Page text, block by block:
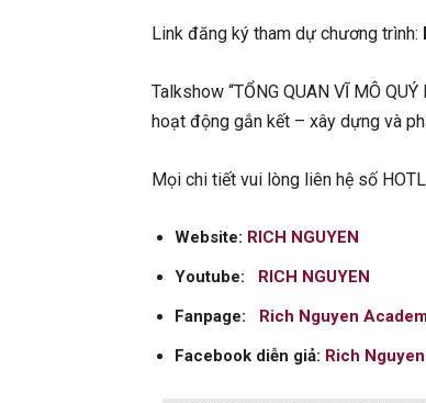
Link đăng ký tham dự chương trình:
Talkshow “TỔNG QUAN VĨ MÔ
hoạt động gắn kết – xây dựng và
Mọi chi tiết vui lòng liên hệ số
Website: RICH NGUYEN
Youtube: RICH NGUYEN
Fanpage: Rich Nguyen
Facebook diễn giả: Rich Nguyen